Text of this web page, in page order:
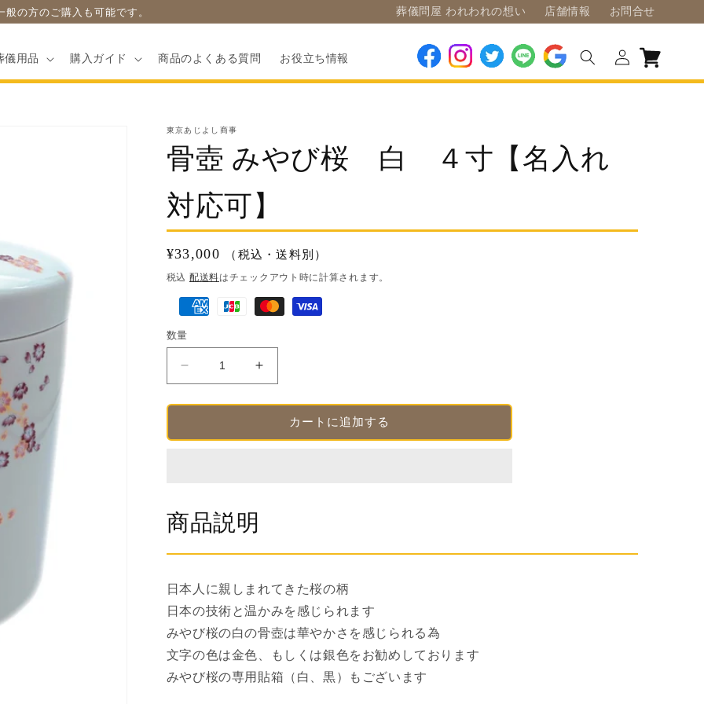
の方のご購入も可能です。 葬儀問屋 われわれの想い 店舗情報 お問合せ
儀用品 購入ガイド 商品のよくある質問 お役立ち情報 FacebookInstagramTwitterLINE Google
ロ
イ
ン
ー
東京あじよし商事
骨壺 みやび桜 白 ４寸【名入れ
対応可】
通
常
価
格
¥33,000 （税込・送料別）
税込 配送料はチェックアウト時に計算されます。
方
数量
寸
れ
対
応
可】
の
数
骨
れ
対
応
可】
の
数
カートに追加する
商品説明
日本人に親しまれてきた桜の柄
日本の技術と温かみを感じられます
みやび桜の白の骨壺は華やかさを感じられる為
文字の色は金色、もしくは銀色をお勧めしております
みやび桜の専用貼箱（白、黒）もございます